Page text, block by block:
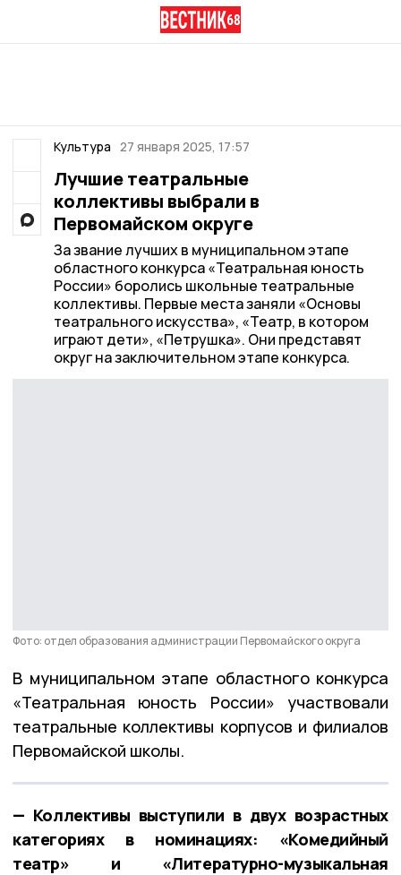
Культура 27 января 2025, 17:57
Лучшие театральные
коллективы выбрали в
Первомайском округе
За звание лучших в муниципальном этапе
областного конкурса «Театральная юность
России» боролись школьные театральные
коллективы. Первые места заняли «Основы
театрального искусства», «Театр, в котором
играют дети», «Петрушка». Они представят
округ на заключительном этапе конкурса.
Фото: отдел образования администрации Первомайского округа
В муниципальном этапе областного конкурса
«Театральная юность России» участвовали
театральные коллективы корпусов и филиалов
Первомайской школы.
— Коллективы выступили в двух возрастных
категориях в номинациях: «Комедийный
театр» и «Литературно-музыкальная